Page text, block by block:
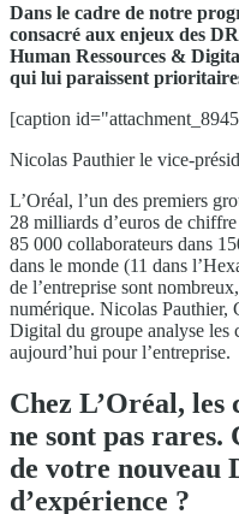
Dans le cadre de notre
consacré aux enjeux des
Human Ressources &
qui lui paraissent
[caption
Nicolas Pauthier le vice-
L’Oréal, l’un des premiers
28 milliards d’euros de
85 000 collaborateurs dans
dans le monde (11 dans
de l’entreprise sont
numérique. Nicolas
Digital du groupe analyse les
aujourd’hui pour l’entreprise.
Chez L’Oréal,
ne sont pas rares.
de votre nouveau
d’expérience ?